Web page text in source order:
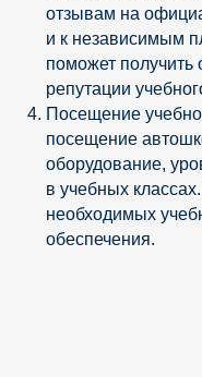
отзывам на
и к независимым
поможет получить
репутации
Посещение
посещение
оборудование,
в учебных
необходимых
обеспечения.